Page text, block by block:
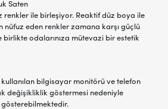
Saten
renkler ile birleşiyor. Reaktif düz boya ile
nüfuz eden renkler zamana karşı güçlü
birlikte odalarınıza mütevazi bir estetik
bilgisayar monitörü ve telefon
değişikliklik göstermesi nedeniyle
gösterebilmektedir.